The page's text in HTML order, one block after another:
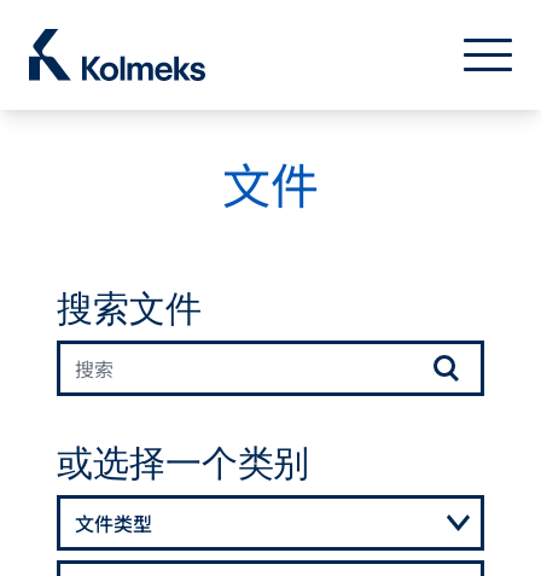
菜单
关闭
文件
搜索文件
或选择一个类别